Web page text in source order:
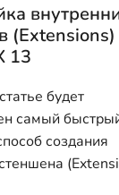
(Extensions)
13
будет
самый
создания